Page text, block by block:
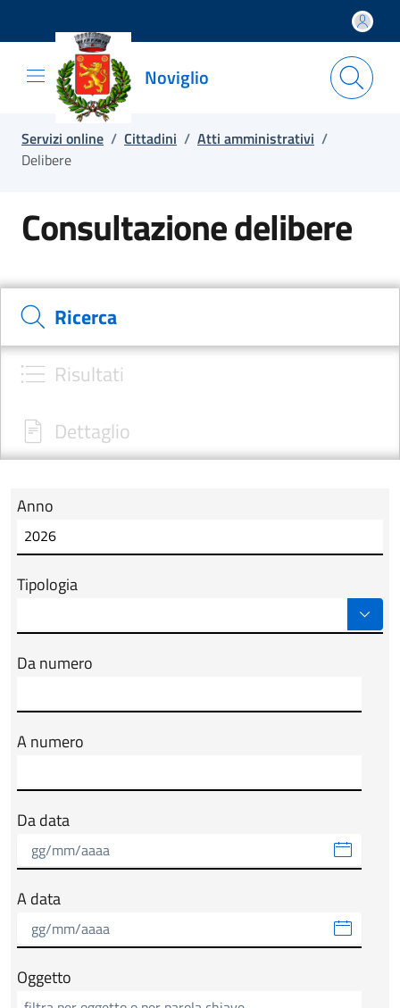
Salta e vai al contenuto
Salta e vai al footer
Noviglio
Servizi online / Cittadini / Atti amministrativi /
Delibere
Consultazione delibere
Cerca il documento e consulta il dettaglio
Ricerca
Risultati
Dettaglio
Modulo tab_ricerca_form
Anno
Tipologia
Da numero
A numero
Da data
A data
Oggetto